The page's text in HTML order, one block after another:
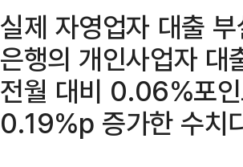
실제 자영업자 대출
은행의 개인사업자
전월 대비 0.06%포
0.19%p 증가한 수치